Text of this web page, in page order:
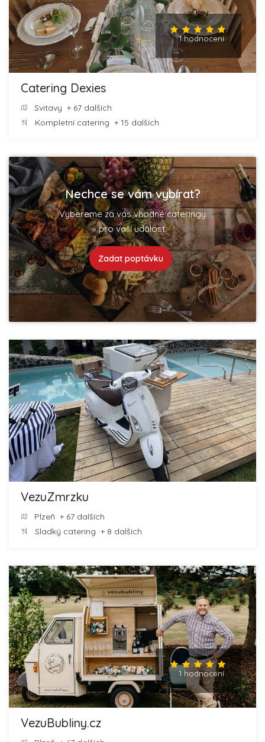
1 hodnocení
Catering Dexies
Svitavy + 67 dalších
Kompletní catering + 15 dalších
Nechce se vám vybírat?
Vybereme za vás vhodné cateringy
pro vaší událost.
Zadat poptávku
VezuZmrzku
Plzeň + 67 dalších
Sladký catering + 8 dalších
1 hodnocení
VezuBubliny.cz